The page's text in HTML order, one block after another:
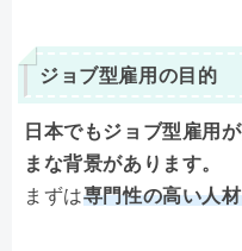
ジョブ型雇用の目的
日本でもジョブ型雇用
まな背景があります。
まずは専門性の高い人